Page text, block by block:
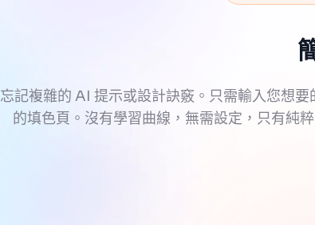
忘記複雜的 AI 提示或設計訣竅。只需輸入您想
的填色頁。沒有學習曲線，無需設定，只有純